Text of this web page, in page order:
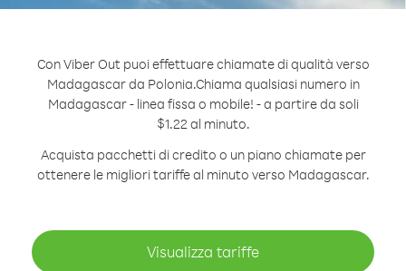
Con Viber Out puoi effettuare chiamate di qualità verso
Madagascar da Polonia.Chiama qualsiasi numero in
Madagascar - linea fissa o mobile! - a partire da soli
$1.22 al minuto.
Acquista pacchetti di credito o un piano chiamate per
ottenere le migliori tariffe al minuto verso Madagascar.
Visualizza tariffe